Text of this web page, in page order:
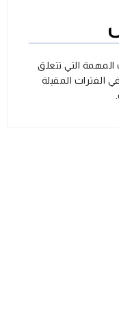
المهمة التي تتعلق
الفترات المقبلة